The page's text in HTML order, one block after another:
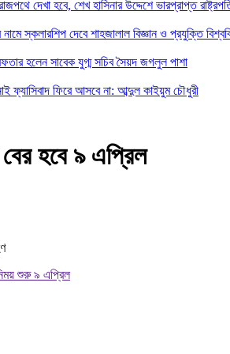
দেখা হবে, শেখ হাসিনার উদ্দেশে ভারপ্রাপ্ত
স্কলারশিপ দেবে শাহজালাল বিজ্ঞান ও প্রযুক্তি
হলেন সাবেক যুগ্ম সচিব সৈয়দ জগলুল পাশা
ফ্যাসিবাদ ফিরে আসবে না: আব্দুল কাইয়ুম চৌধুরী
হবে ৯ এপ্রিল